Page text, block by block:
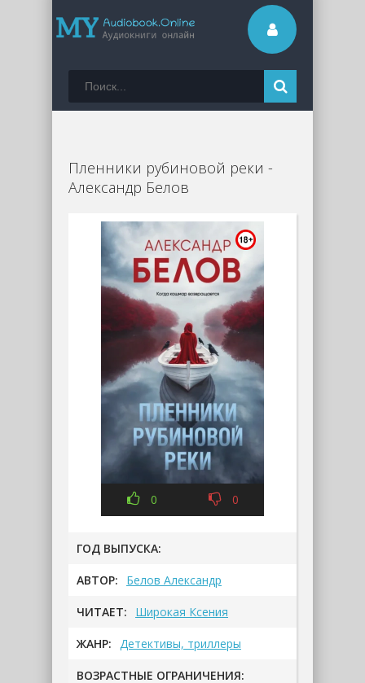
Пленники рубиновой реки -
Александр Белов
0 0
ГОД ВЫПУСКА:
АВТОР: Белов Александр
ЧИТАЕТ: Широкая Ксения
ЖАНР: Детективы, триллеры
ВОЗРАСТНЫЕ ОГРАНИЧЕНИЯ: